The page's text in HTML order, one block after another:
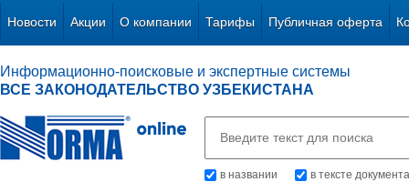
Новости Акции О компании Тарифы Публичная оферта
Информационно-поисковые и экспертные системы
ВСЕ ЗАКОНОДАТЕЛЬСТВО УЗБЕКИСТАНА
в названии в тексте документа